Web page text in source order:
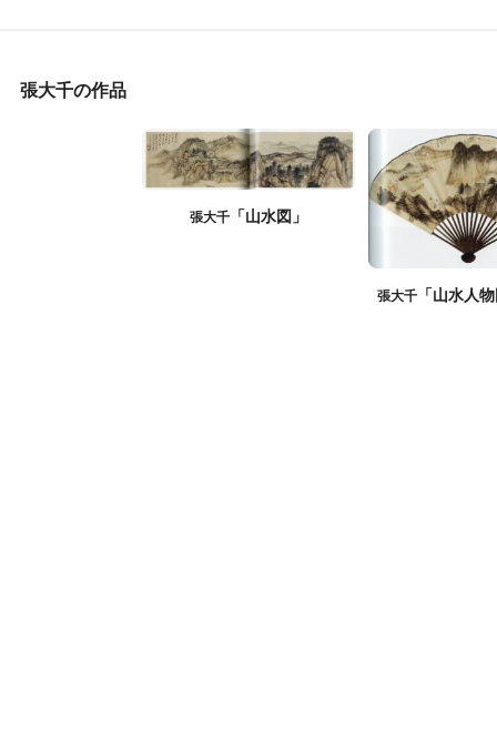
張大千の作品
張大千 「山水図」
張大千 「山水人